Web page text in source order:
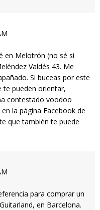
en Melotrón (no sé si
Valdés 43. Me
Si buceas por este
te pueden orientar,
contestado voodoo
la página Facebook de
que también te puede
para comprar un
en Barcelona.